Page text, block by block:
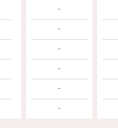
－
－
－
－
－
－